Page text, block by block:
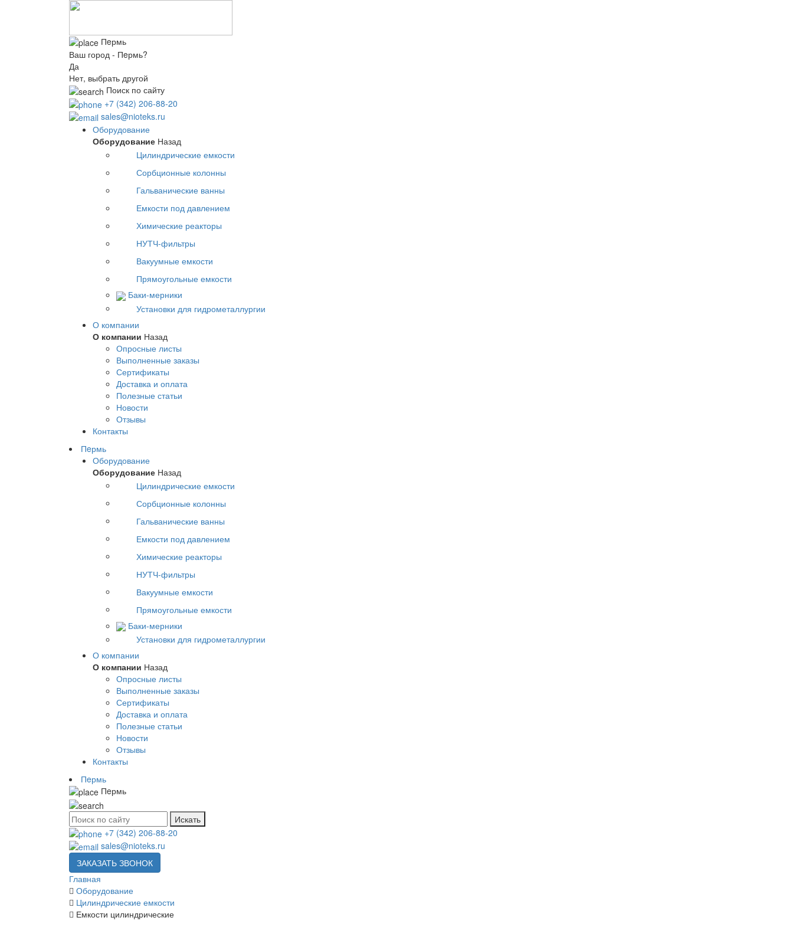
Пeрмь
Ваш город - Пeрмь?
Да
Нет, выбрать другой
Поиск по сайту
+7 (342) 206-88-20
sales@nioteks.ru
Оборудование
Оборудование Назад
Цилиндрические емкости
Сорбционные колонны
Гальванические ванны
Емкости под давлением
Химические реакторы
НУТЧ-фильтры
Вакуумные емкости
Прямоугольные емкости
Баки-мерники
Установки для гидрометаллургии
О компании
О компании Назад
Опросные листы
Выполненные заказы
Сертификаты
Доставка и оплата
Полезные статьи
Новости
Отзывы
Контакты
Пeрмь
Оборудование
Оборудование Назад
Цилиндрические емкости
Сорбционные колонны
Гальванические ванны
Емкости под давлением
Химические реакторы
НУТЧ-фильтры
Вакуумные емкости
Прямоугольные емкости
Баки-мерники
Установки для гидрометаллургии
О компании
О компании Назад
Опросные листы
Выполненные заказы
Сертификаты
Доставка и оплата
Полезные статьи
Новости
Отзывы
Контакты
Пeрмь
Пeрмь
Искать
+7 (342) 206-88-20
sales@nioteks.ru
ЗАКАЗАТЬ ЗВОНОК
Главная
Оборудование
Цилиндрические емкости
Емкости цилиндрические